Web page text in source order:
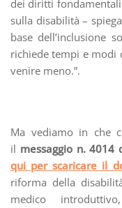
dei diritti
sulla disabilità –
base dell’inclusione
richiede tempi e modi
venire meno.”.
Ma vediamo in che
il messaggio n. 4014
qui per scaricare il
riforma della
medico